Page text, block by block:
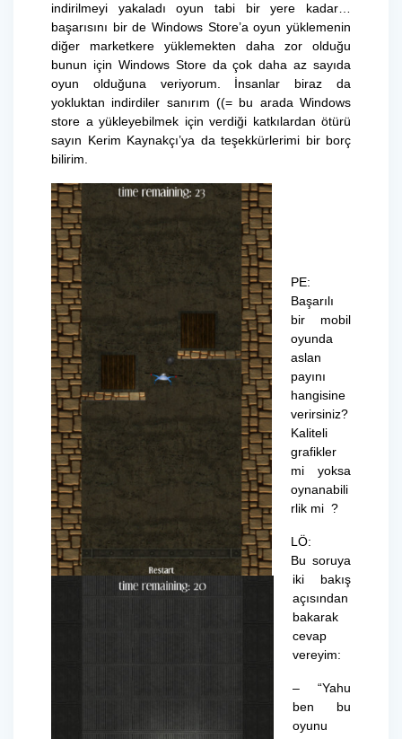
indirilmeyi yakaladı oyun tabi bir yere kadar…
başarısını bir de Windows Store’a oyun yüklemenin
diğer marketkere yüklemekten daha zor olduğu
bunun için Windows Store da çok daha az sayıda
oyun olduğuna veriyorum. İnsanlar biraz da
yokluktan indirdiler sanırım ((= bu arada Windows
store a yükleyebilmek için verdiği katkılardan ötürü
sayın Kerim Kaynakçı’ya da teşekkürlerimi bir borç
bilirim.
PE:
Başarılı
bir mobil
oyunda
aslan
payını
hangisine
verirsiniz?
Kaliteli
grafikler
mi yoksa
oynanabili
rlik mi ?
LÖ:
Bu soruya
iki bakış
açısından
bakarak
cevap
vereyim:
– “Yahu
ben bu
oyunu